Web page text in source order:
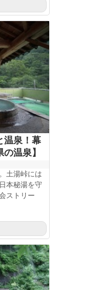
温泉！幕
温泉】
土湯峠には
本秘湯を守
ストリー